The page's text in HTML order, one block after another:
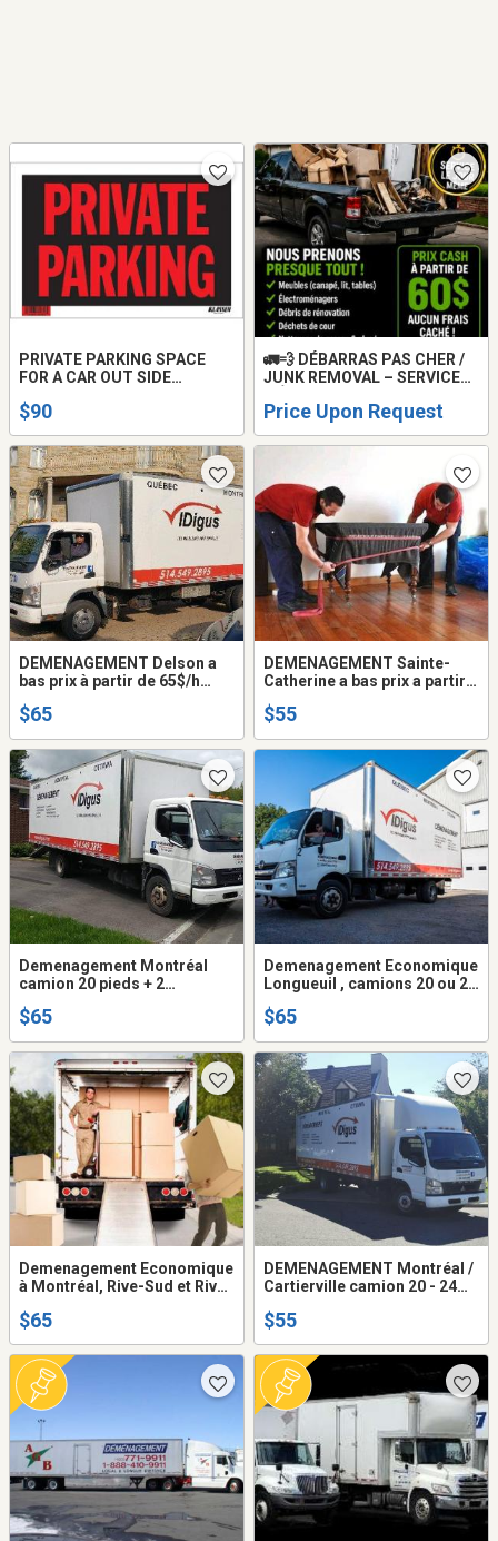
PRIVATE PARKING SPACE
FOR A CAR OUT SIDE
$90
🚛💨 DÉBARRAS PAS CHER /
JUNK REMOVAL – SERVICE
Price Upon Request
DEMENAGEMENT Delson a
bas prix à partir de 65$/h
514-549-2895
$65
DEMENAGEMENT Sainte-
Catherine a bas prix a partir
pieds +2 demenageurs. 514-
$55
Demenagement Montréal
camion 20 pieds + 2
2895
$65
Demenagement Economique
Longueuil , camions 20 ou 22
frais gas - disel inclus dans
$65
Demenagement Economique
à Montréal, Rive-Sud et Rive-
+ 2 demenageurs
$65
DEMENAGEMENT Montréal /
Cartierville camion 20 - 24
549-2895
$55